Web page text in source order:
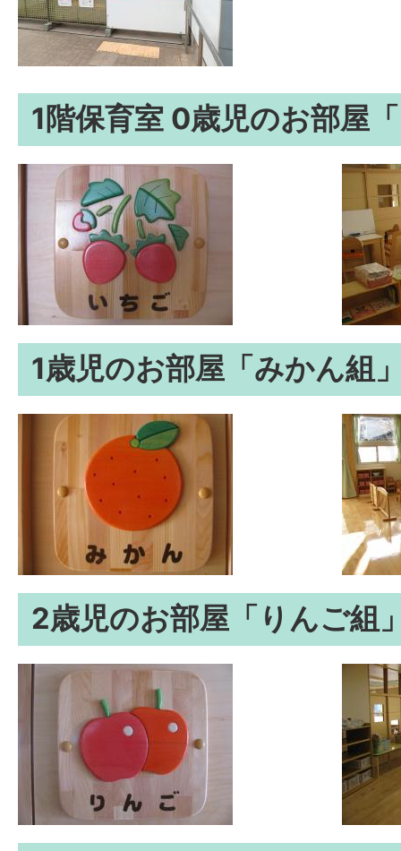
1階保育室 0歳児のお部屋
1歳児のお部屋「みかん組
2歳児のお部屋「りんご組